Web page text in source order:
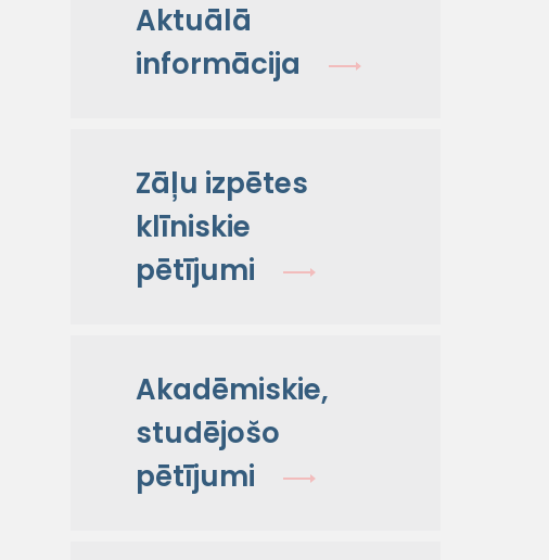
Aktuālā
informācija
Zāļu izpētes
klīniskie
pētījumi
Akadēmiskie,
studējošo
pētījumi